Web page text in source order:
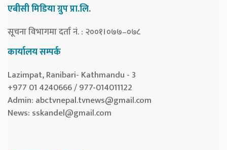
एबीसी मिडिया ग्रुप प्रा.लि.
सूचना विभागमा दर्ता नं. : २००१।०७७–०७८
कार्यालय सम्पर्क
Lazimpat, Ranibari- Kathmandu - 3
+977 01 4240666 / 977-014011122
Admin: abctvnepal.tvnews@gmail.com
News: sskandel@gmail.com